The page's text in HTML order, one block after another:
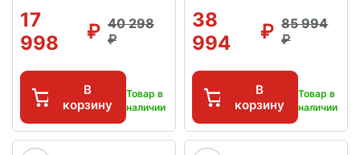
17
998
40 298
В
корзину
Товар в
наличии
38
994
85 994
В
корзину
Товар в
наличии